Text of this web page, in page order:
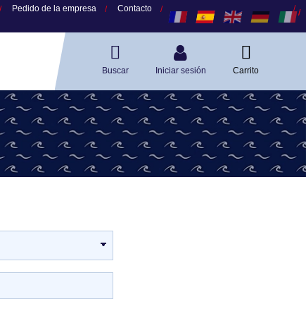
Pedido de la empresa Contacto
Buscar Iniciar sesión Carrito